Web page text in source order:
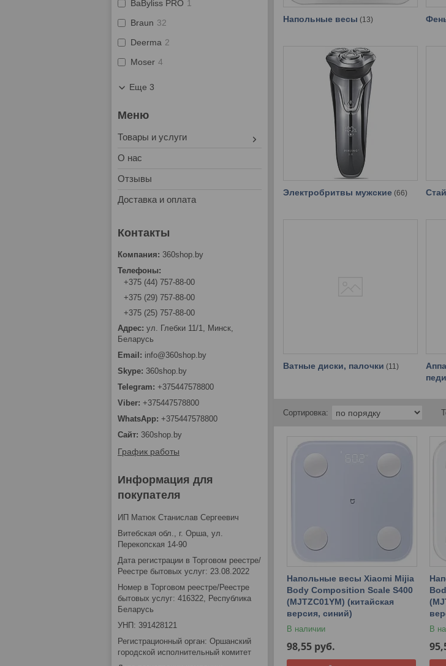
Напольные весы 13
Электробритвы мужские 66
Ватные диски, палочки 11
Напольные весы Xiaomi Mijia
Body Composition Scale S400
(MJTZC01YM) (китайская
версия, синий)
В наличии
98,55 руб.
В
BaByliss PRO 1
Braun 32
Deerma 2
Moser 4
Еще 3
Товары и услуги
О нас
Отзывы
Доставка и оплата
360shop.by
+375 (44) 757-88-00
+375 (29) 757-88-00
+375 (25) 757-88-00
ул. Глебки 11/1, Минск,
Беларусь
info@360shop.by
360shop.by
+375447578800
+375447578800
+375447578800
360shop.by
График работы
Информация для
покупателя
ИП Матюк Станислав Сергеевич
Витебская обл., г. Орша, ул.
Перекопская 14-90
Дата регистрации в Торговом реестре/
Реестре бытовых услуг: 23.08.2022
Номер в Торговом реестре/Реестре
бытовых услуг: 416322, Республика
Беларусь
УНП: 391428121
Регистрационный орган: Оршанский
городской исполнительный комитет